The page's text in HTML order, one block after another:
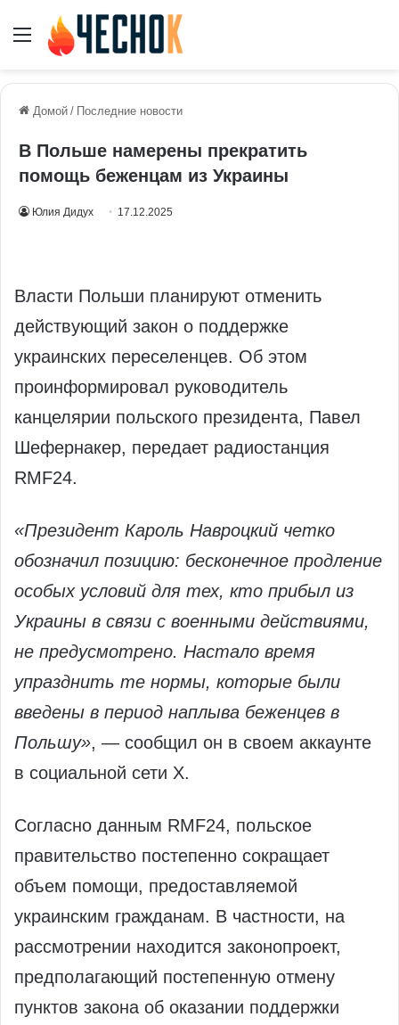
Меню
Домой / Последние новости
В Польше намерены прекратить
помощь беженцам из Украины
Юлия Дидух 17.12.2025
Власти Польши планируют отменить
действующий закон о поддержке
украинских переселенцев. Об этом
проинформировал руководитель
канцелярии польского президента, Павел
Шефернакер, передает радиостанция
RMF24.
«Президент Кароль Навроцкий четко
обозначил позицию: бесконечное продление
особых условий для тех, кто прибыл из
Украины в связи с военными действиями,
не предусмотрено. Настало время
упразднить те нормы, которые были
введены в период наплыва беженцев в
Польшу», — сообщил он в своем аккаунте
в социальной сети X.
Согласно данным RMF24, польское
правительство постепенно сокращает
объем помощи, предоставляемой
украинским гражданам. В частности, на
рассмотрении находится законопроект,
предполагающий постепенную отмену
пунктов закона об оказании поддержки